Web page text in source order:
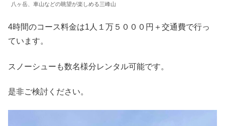
八ヶ岳、車山などの眺望が楽しめる三峰山
4時間のコース料金は1人１万５０００円＋交通費で行っ
ています。
スノーシューも数名様分レンタル可能です。
是非ご検討ください。